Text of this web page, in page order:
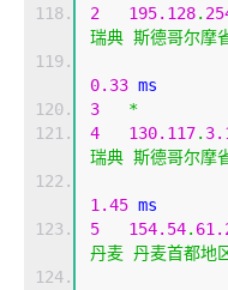
2
195.128.
瑞典 斯德哥尔摩
0.33 ms
3
*
4
130.117.
瑞典 斯德哥尔摩
1.45 ms
5
154.54.
丹麦 丹麦首都地